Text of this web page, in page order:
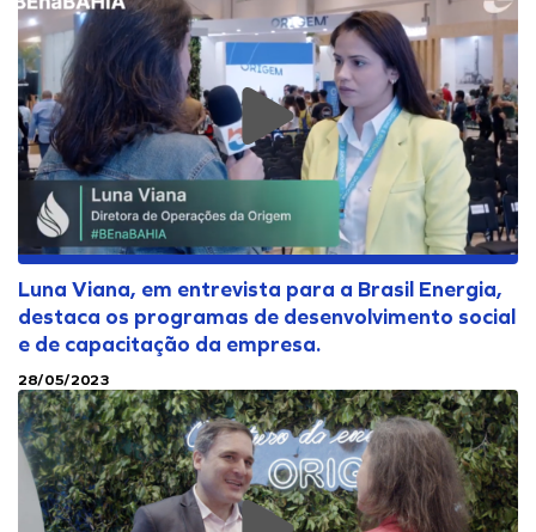
Endereços
Nossos Ativos
Portal de Fornecedores
Cadastro
INFRAESTRUTURA PORTUÁRIA
TAMAC (MAC11A)
OPMAC
Portal do Cliente
Projetos Incentivados
Pesquisa, Desenvolvimento & Inovação
Transição Energética
Segurança
Luna Viana, em entrevista para a Brasil Energia,
destaca os programas de desenvolvimento social
e de capacitação da empresa.
28/05/2023